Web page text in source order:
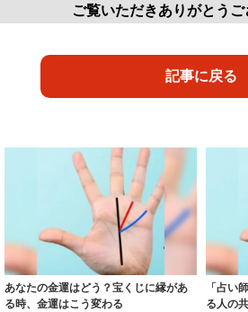
ご覧いただきありがとうご
記事に戻る
あなたの金運はどう？宝くじに縁があ
る時、金運はこう変わる
「占い
る人の